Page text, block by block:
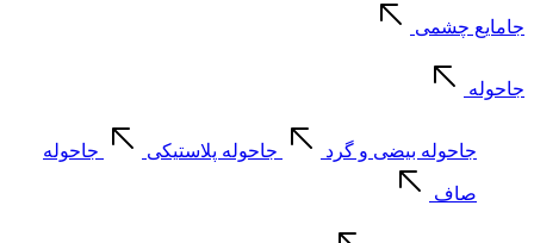
جامایع چشمی
جاحوله
جاحوله بیضی و گرد جاحوله پلاستیکی جاحوله
صاف